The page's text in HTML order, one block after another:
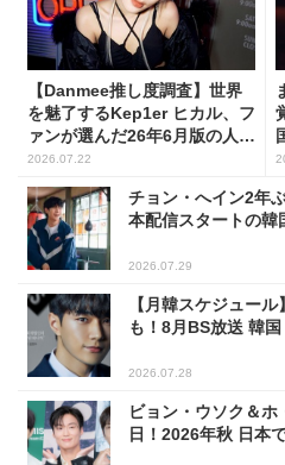
【Danmee推し度調査】世界
を魅了するKep1er ヒカル、フ
ァンが選んだ26年6月版の人気
No.1に！
2026.07.22
チョン・へイン2年
本配信スタートの韓
2026.07.29
【月韓スケジュー
も！8月BS放送 韓
2026.07.28
ビョン・ウソク＆
日！2026年秋 日本